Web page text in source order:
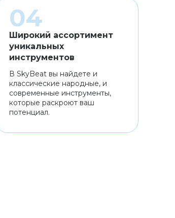
Широкий ассортимент
уникальных
инструментов
В SkyBeat вы найдете и
классические народные, и
современные инструменты,
которые раскроют ваш
потенциал.